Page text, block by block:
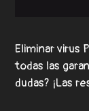
Eliminar virus
todas las
dudas? ¡Las